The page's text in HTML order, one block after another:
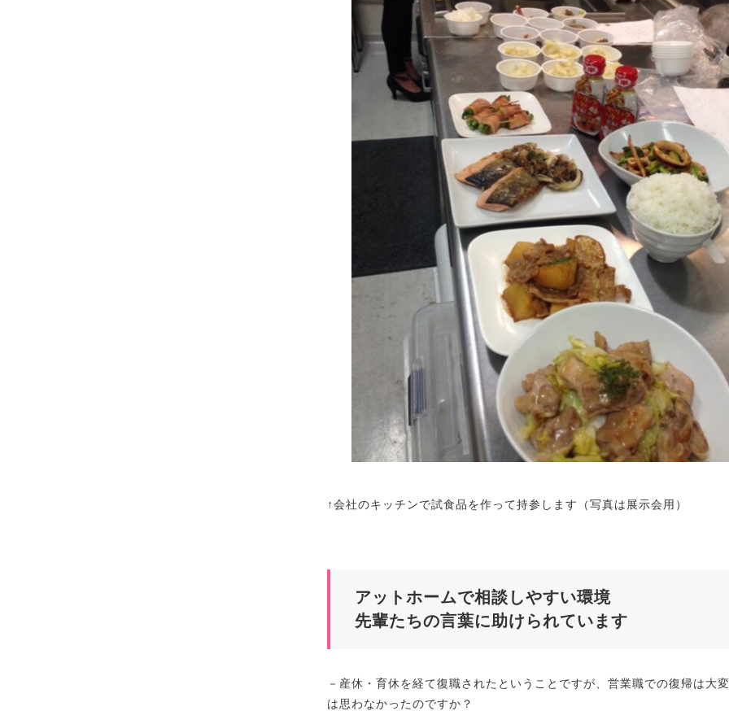
↑会社のキッチンで試食品を作って持参します（写真は展示会用）
アットホームで相談しやすい環境
先輩たちの言葉に助けられています
－産休・育休を経て復職されたということですが、営業職での復帰は大
は思わなかったのですか？